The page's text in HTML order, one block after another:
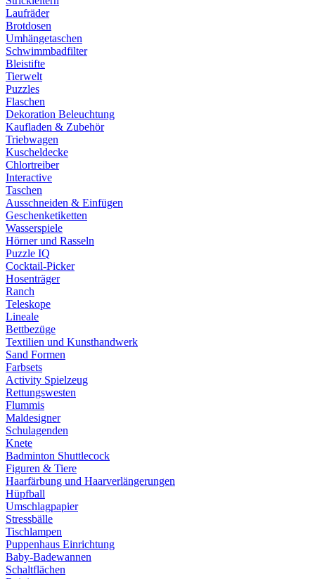
Laufräder
Brotdosen
Umhängetaschen
Schwimmbadfilter
Bleistifte
Tierwelt
Puzzles
Flaschen
Dekoration Beleuchtung
Kaufladen & Zubehör
Triebwagen
Kuscheldecke
Chlortreiber
Interactive
Taschen
Ausschneiden & Einfügen
Geschenketiketten
Wasserspiele
Hörner und Rasseln
Puzzle IQ
Cocktail-Picker
Hosenträger
Ranch
Teleskope
Lineale
Bettbezüge
Textilien und Kunsthandwerk
Sand Formen
Farbsets
Activity Spielzeug
Rettungswesten
Flummis
Maldesigner
Schulagenden
Knete
Badminton Shuttlecock
Figuren & Tiere
Haarfärbung und Haarverlängerungen
Hüpfball
Umschlagpapier
Stressbälle
Tischlampen
Puppenhaus Einrichtung
Baby-Badewannen
Schaltflächen